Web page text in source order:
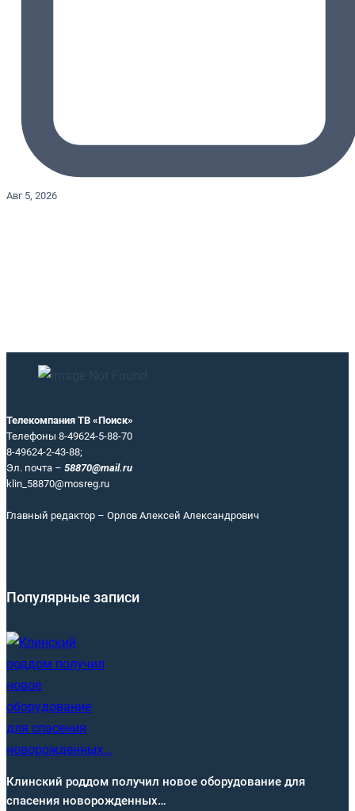
Авг 5, 2026
Телекомпания ТВ «Поиск»
Телефоны 8-49624-5-88-70
8-49624-2-43-88;
Эл. почта – 58870@mail.ru
klin_58870@mosreg.ru
Главный редактор – Орлов Алексей Александрович
Популярные записи
Клинский роддом получил новое оборудование для
спасения новорожденных…